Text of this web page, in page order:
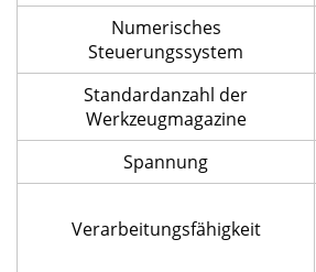
Numerisches
Steuerungssystem
Standardanzahl der
Werkzeugmagazine
Spannung
Verarbeitungsfähigkeit